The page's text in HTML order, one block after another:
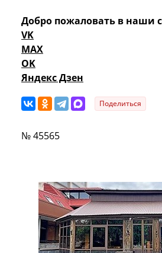
Добро пожаловать в наши
VK
MAX
OK
Яндекс Дзен
Поделиться
№ 45565